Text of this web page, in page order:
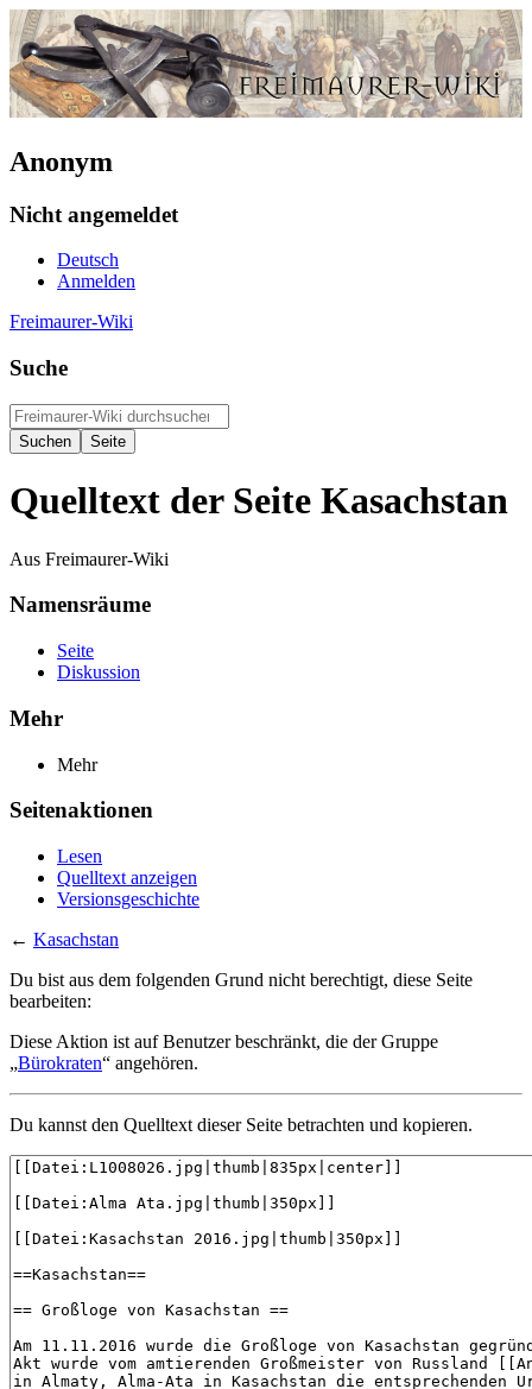
Anonym
Nicht angemeldet
Deutsch
Anmelden
Freimaurer-Wiki
Suche
Quelltext der Seite Kasachstan
Aus Freimaurer-Wiki
Namensräume
Seite
Diskussion
Mehr
Mehr
Seitenaktionen
Lesen
Quelltext anzeigen
Versionsgeschichte
← Kasachstan
Du bist aus dem folgenden Grund nicht berechtigt, diese Seite
bearbeiten:
Diese Aktion ist auf Benutzer beschränkt, die der Gruppe
„Bürokraten“ angehören.
Du kannst den Quelltext dieser Seite betrachten und kopieren.